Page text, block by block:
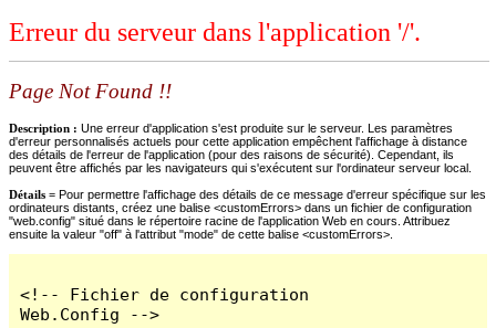
Erreur du serveur dans l'application '/'.
Page Not Found !!
Description : Une erreur d'application s'est produite sur le serveur. Les paramètres
d'erreur personnalisés actuels pour cette application empêchent l'affichage à distance
des détails de l'erreur de l'application (pour des raisons de sécurité). Cependant, ils
peuvent être affichés par les navigateurs qui s'exécutent sur l'ordinateur serveur local.
Détails = Pour permettre l'affichage des détails de ce message d'erreur spécifique sur les
ordinateurs distants, créez une balise <customErrors> dans un fichier de configuration
"web.config" situé dans le répertoire racine de l'application Web en cours. Attribuez
ensuite la valeur "off" à l'attribut "mode" de cette balise <customErrors>.
<!-- Fichier de configuration
Web.Config -->